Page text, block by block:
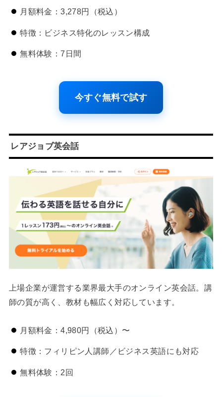
月額料金：3,278円（税込）
特徴：ビジネス特化のレッスン構成
無料体験：7日間
今すぐ無料で試す
レアジョブ英会話
上場企業が運営する業界最大手のオンライン英会話。講
師の質が高く、教材も幅広く対応しています。
月額料金：4,980円（税込）〜
特徴：フィリピン人講師／ビジネス英語にも対応
無料体験：2回